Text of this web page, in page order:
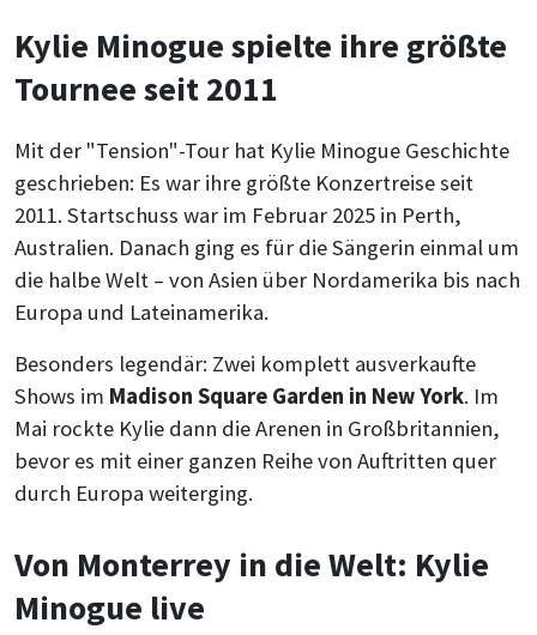
Kylie Minogue spielte ihre größte
Tournee seit 2011
Mit der "Tension"-Tour hat Kylie Minogue Geschichte
geschrieben: Es war ihre größte Konzertreise seit
2011. Startschuss war im Februar 2025 in Perth,
Australien. Danach ging es für die Sängerin einmal um
die halbe Welt – von Asien über Nordamerika bis nach
Europa und Lateinamerika.
Besonders legendär: Zwei komplett ausverkaufte
Shows im Madison Square Garden in New York. Im
Mai rockte Kylie dann die Arenen in Großbritannien,
bevor es mit einer ganzen Reihe von Auftritten quer
durch Europa weiterging.
Von Monterrey in die Welt: Kylie
Minogue live